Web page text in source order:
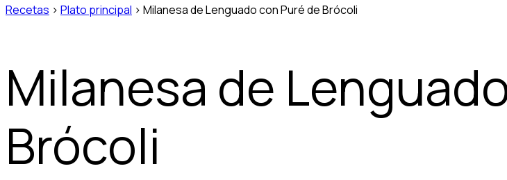
Recetas > Plato principal > Milanesa de Lenguado con Puré de Brócoli
Milanesa de
Brócoli